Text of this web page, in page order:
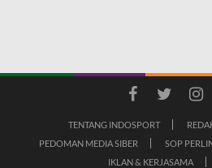
TENTANG INDOSPORT
PEDOMAN MEDIA SIBER
SOP
IKLAN & KERJASAMA